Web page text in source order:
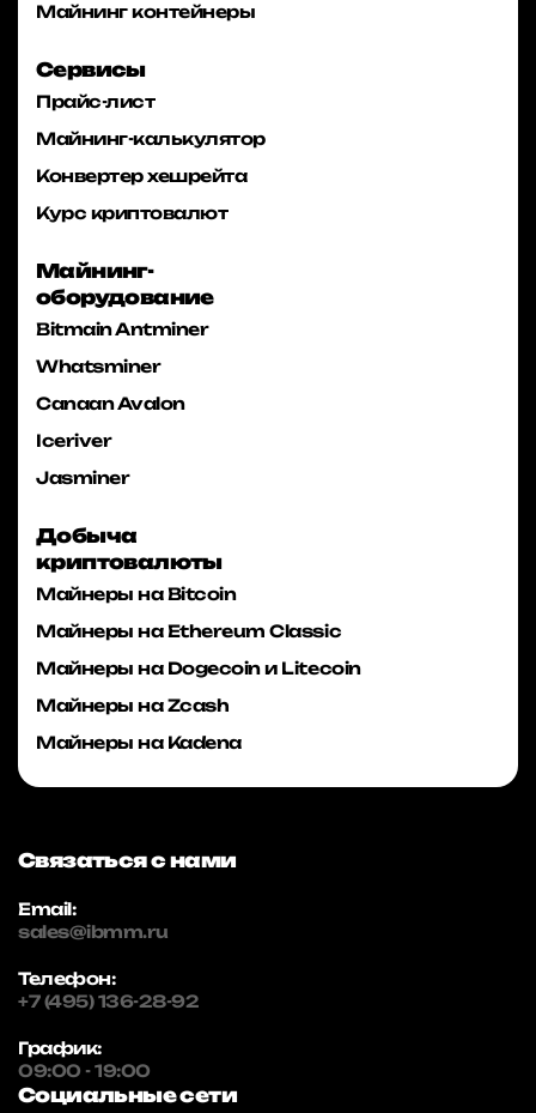
Майнинг контейнеры
Сервисы
Прайс-лист
Майнинг-калькулятор
Конвертер хешрейта
Курс криптовалют
Майнинг-
оборудование
Bitmain Antminer
Whatsminer
Canaan Avalon
Iceriver
Jasminer
Добыча
криптовалюты
Майнеры на Bitcoin
Майнеры на Ethereum Classic
Майнеры на Dogecoin и Litecoin
Майнеры на Zcash
Майнеры на Kadena
Связаться с нами
Email:
sales@ibmm.ru
Телефон:
+7 (495) 136-28-92
График:
09:00 - 19:00
Социальные сети